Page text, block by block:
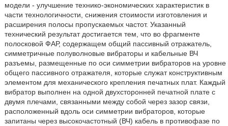
модели - улучшение технико-экономических характеристик в
части технологичности, снижения стоимости изготовления и
расширения полосы пропускаемых частот. Указанный
технический результат достигается тем, что во фрагменте
полосковой ФАР, содержащем общий пассивный отражатель,
симметричные полуволновые вибраторы и кабельные ВЧ
разъемы, размещенные по оси симметрии вибраторов на уровне
общего пассивного отражателя, которые служат конструктивным
элементом для механического крепления печатных плат. Каждый
вибратор выполнен на одной двухсторонней печатной плате с
двумя плечами, связанными между собой через зазор связи,
расположенный вдоль оси симметрии вибраторов, которые
запитаны через высокочастотный (ВЧ) кабель в противофазе по